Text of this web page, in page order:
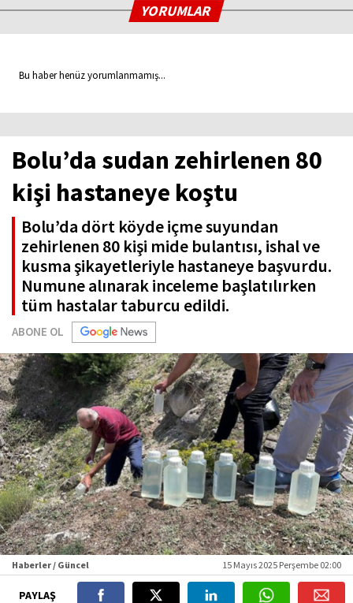
YORUMLAR
Bu haber henüz yorumlanmamış...
Bolu’da sudan zehirlenen 80
kişi hastaneye koştu
Bolu’da dört köyde içme suyundan
zehirlenen 80 kişi mide bulantısı, ishal ve
kusma şikayetleriyle hastaneye başvurdu.
Numune alınarak inceleme başlatılırken
tüm hastalar taburcu edildi.
ABONE OL
Haberler / Güncel 15 Mayıs 2025 Perşembe 02:00
PAYLAŞ